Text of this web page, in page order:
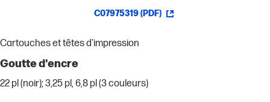
C07975319 (PDF)
Cartouches et têtes d'impression
Goutte d'encre
22 pl (noir); 3,25 pl, 6,8 pl (3 couleurs)